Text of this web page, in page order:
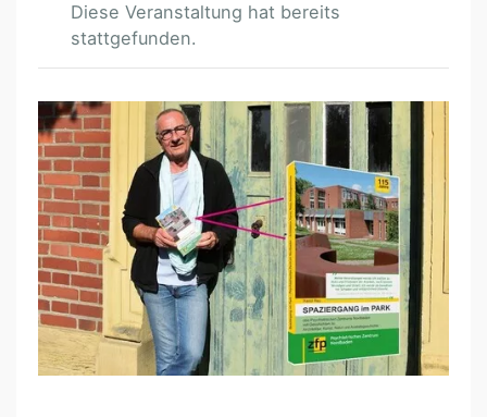
Diese Veranstaltung hat bereits
stattgefunden.
S
P
A
Z
I
E
R
G
A